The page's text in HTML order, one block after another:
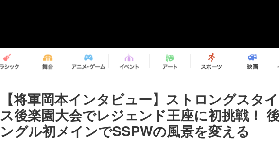
【将軍岡本インタビュー】ストロングスタ
ス後楽園大会でレジェンド王座に初挑戦！
ングル初メインでSSPWの風景を変える